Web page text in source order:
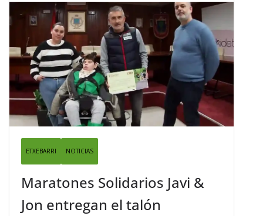
ETXEBARRI NOTICIAS
Maratones Solidarios Javi &
Jon entregan el talón